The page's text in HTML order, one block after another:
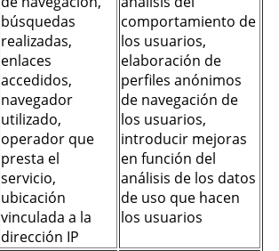
búsquedas
realizadas,
enlaces
accedidos,
navegador
utilizado,
operador que
presta el
servicio,
ubicación
vinculada a la
dirección IP
comportamiento de
los usuarios,
elaboración de
perfiles anónimos
de navegación de
los usuarios,
introducir mejoras
en función del
análisis de los datos
de uso que hacen
los usuarios